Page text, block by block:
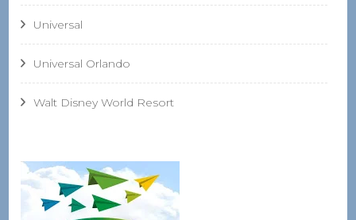
Universal
Universal Orlando
Walt Disney World Resort